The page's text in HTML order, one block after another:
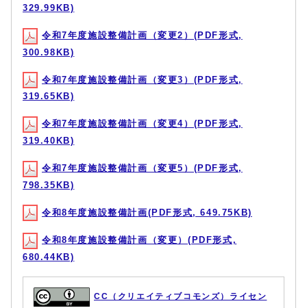
329.99KB)
令和7年度施設整備計画（変更2）(PDF形式,
300.98KB)
令和7年度施設整備計画（変更3）(PDF形式,
319.65KB)
令和7年度施設整備計画（変更4）(PDF形式,
319.40KB)
令和7年度施設整備計画（変更5）(PDF形式,
798.35KB)
令和8年度施設整備計画(PDF形式, 649.75KB)
令和8年度施設整備計画（変更）(PDF形式,
680.44KB)
CC（クリエイティブコモンズ）ライセン